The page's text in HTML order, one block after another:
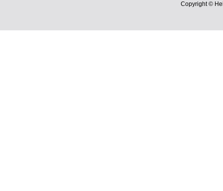
Copyright ©